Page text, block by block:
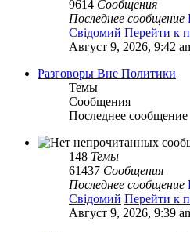
9614 Сообщения
Последнее сообщение
Свідомий Перейти к
Август 9, 2026, 9:42
Разговоры Вне Политики
Темы
Сообщения
Последнее сообщение
148 Темы
61437 Сообщения
Последнее сообщение
Свідомий Перейти к
Август 9, 2026, 9:39